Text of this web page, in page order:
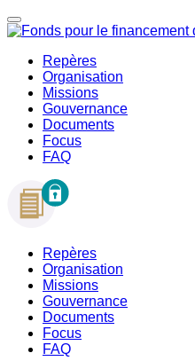
Repères
Organisation
Missions
Gouvernance
Documents
Focus
FAQ
Repères
Organisation
Missions
Gouvernance
Documents
Focus
FAQ